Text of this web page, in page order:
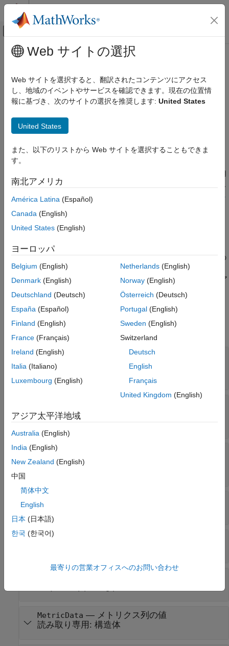
コンテンツへスキップ
オフキャンバス ナビゲーション メ
ドキュメンテーションのホーム
Deep Learning Toolbox
深層ニューラル ネットワークの学習
項目一覧
説明
プロパティ
オブジェクト関数
例
ヒント
参考
メインコンテンツ
experiments.Monitor
カスタムの学習実験の結果テーブルと学習プロットの更新
説明
実験マネージャーでカスタムの学習実験を実行する場合、
experiments.Monitor
を追跡し、結果テーブルで情報フィールドを更新し、学習で使用
したメトリクスの値を記録し、学習プロットを生成します。カス
タムの学習実験の詳細については、
カスタム学習ループを使用し
たネットワークの学習、および可視化の表示
い。
カスタムの学習実験を実行すると、実験マネージャーは、実験の
各試行について
experiments.Monitorオブジェクトを作成しま
す。学習関数の 2 番目の入力引数として、このオブジェクトにア
プロパティ
Metrics メトリクス列の名前
""(既定値) | 文字ベクトル
""(既定値) |
文字ベクトルの cell 配列
Stop—
読み取り専用:
Progress
0(既定値) |
XLabel
MetricData — メトリクス列の値
読み取り専用: 構造体
Web サイトの選択
Web サイトを選択すると、翻訳されたコンテンツにアクセス
し、地域のイベントやサービスを確認できます。現在の位置情
報に基づき、次のサイトの選択を推奨します: United States
United States
また、以下のリストから Web サイトを選択することもできま
す。
南北アメリカ
América Latina (Español)
Canada (English)
United States (English)
ヨーロッパ
Belgium (English)
Denmark (English)
Deutschland (Deutsch)
España (Español)
Finland (English)
France (Français)
Ireland (English)
Italia (Italiano)
Luxembourg (English)
Netherlands(English)
Norway(English)
Österreich (Deutsch)
Portugal(English)
Sweden (English)
Switzerland
Deutsch
English
Français
United Kingdom (English)
アジア太平洋地域
Australia (English)
India (English)
New Zealand (English)
中国
简体中文
English
日本 (日本語)
한국 (한국어)
最寄りの営業オフィスへのお問い合わせ